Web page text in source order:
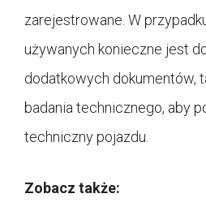
zarejestrowane. W
używanych konieczne jest
dodatkowych dokumentów,
badania technicznego, aby
techniczny pojazdu.
Zobacz także: